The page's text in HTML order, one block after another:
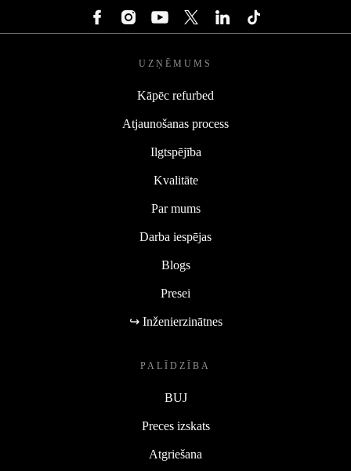
UZŅĒMUMS
Kāpēc refurbed
Atjaunošanas process
Ilgtspējība
Kvalitāte
Par mums
Darba iespējas
Blogs
Presei
↪ Inženierzinātnes
PALĪDZĪBA
BUJ
Preces izskats
Atgriešana